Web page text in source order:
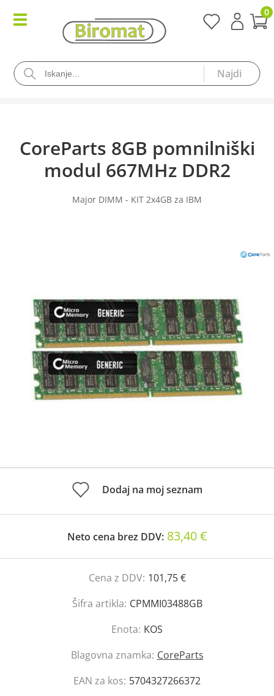
0
CoreParts 8GB pomnilniški
modul 667MHz DDR2
Major DIMM - KIT 2x4GB za IBM
Dodaj na moj seznam
Neto cena brez DDV: 83,40 €
Cena z DDV: 101,75 €
Šifra artikla: CPMMI03488GB
Enota: KOS
Blagovna znamka: CoreParts
EAN za kos: 5704327266372